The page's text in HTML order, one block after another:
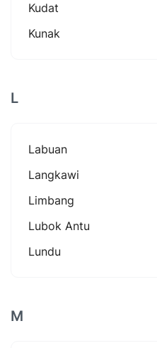
Kudat
Kunak
L
Labuan
Langkawi
Limbang
Lubok Antu
Lundu
M